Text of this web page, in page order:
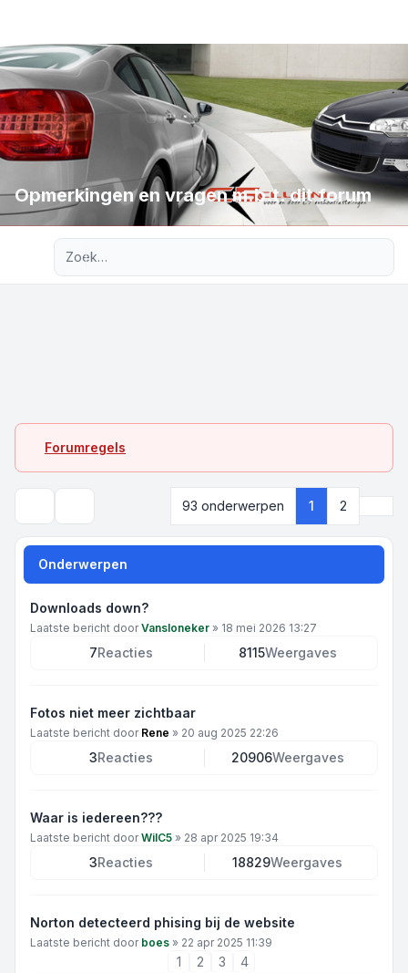
Opmerkingen en vragen m.b.t. dit forum
Forumregels
93 onderwerpen 1 2
Onderwerpen
Downloads down?
Laatste bericht doorVansloneker » 18 mei 2026 13:27
7Reacties 8115Weergaves
Fotos niet meer zichtbaar
Laatste bericht door Rene » 20 aug 2025 22:26
3Reacties 20906Weergaves
Waar is iedereen???
Laatste bericht doorWilC5 » 28 apr 2025 19:34
3Reacties 18829Weergaves
Norton detecteerd phising bij de website
Laatste bericht door boes » 22 apr 2025 11:39
1 2 3
4